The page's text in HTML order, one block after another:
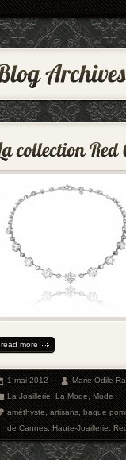
read more
1 mai 2012 Marie-Odile
La Joaillerie,La Mode,Mode
améthyste,artisans,bague
de Cannes,Haute-Joaillerie,